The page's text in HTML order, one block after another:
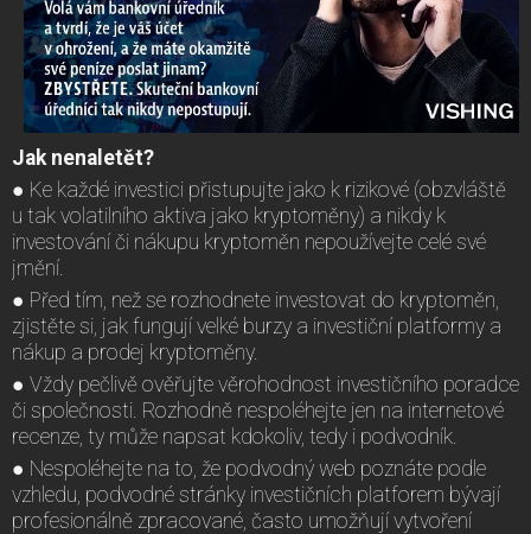
Jak nenaletět?
● Ke každé investici přistupujte jako k rizikové (obzvláště
u tak volatilního aktiva jako kryptoměny) a nikdy k
investování či nákupu kryptoměn nepoužívejte celé své
jmění.
● Před tím, než se rozhodnete investovat do kryptoměn,
zjistěte si, jak fungují velké burzy a investiční platformy a
nákup a prodej kryptoměny.
● Vždy pečlivě ověřujte věrohodnost investičního poradce
či společnosti. Rozhodně nespoléhejte jen na internetové
recenze, ty může napsat kdokoliv, tedy i podvodník.
● Nespoléhejte na to, že podvodný web poznáte podle
vzhledu, podvodné stránky investičních platforem bývají
profesionálně zpracované, často umožňují vytvoření